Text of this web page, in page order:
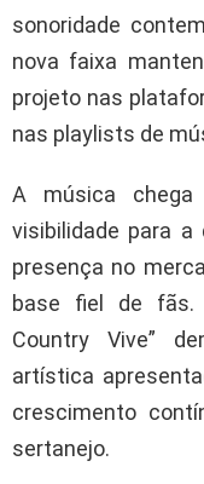
sonoridade
nova faixa
projeto nas
nas playlists de
A música
visibilidade para a
presença no
base fiel de fãs.
Country Vive”
artística
crescimento
sertanejo.